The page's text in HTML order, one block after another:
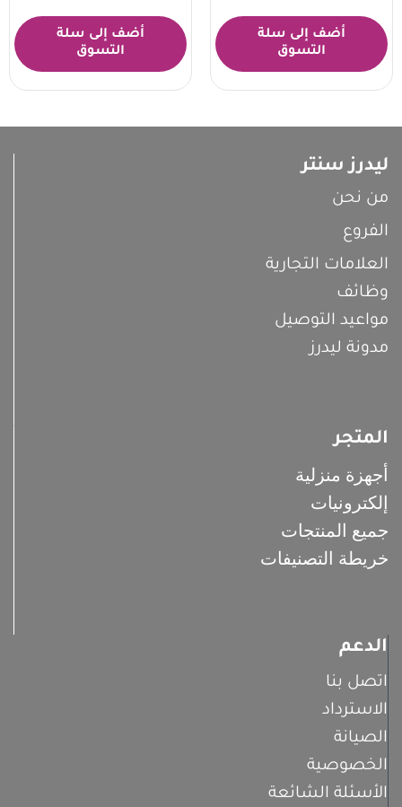
أضف إلى سلة
التسوق
أضف إلى سلة
التسوق
ليدرز سنتر
من نحن
الفروع
العلامات التجارية
وظائف
مواعيد التوصيل
مدونة ليدرز
المتجر
أجهزة منزلية
إلكترونيات
جميع المنتجات
خريطة التصنيفات
الدعم
اتصل بنا
الاسترداد
الصيانة
الخصوصية
الأسئلة الشائعة